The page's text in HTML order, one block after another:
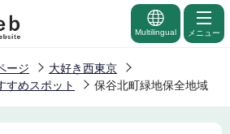
Multilingual メニュー
ージ
大好き西東京
すめスポット
保谷北町緑地保全地域